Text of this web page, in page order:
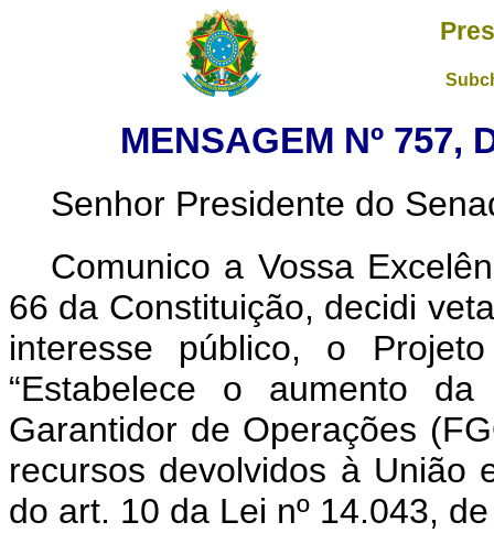
MENSAGEM Nº 757,
Senhor Presidente do
Comunico a Vossa
66 da Constituição, decidi
interesse público, o
“Estabelece o aumento
Garantidor de Operações
recursos devolvidos à União
do art. 10 da Lei nº 14.043,